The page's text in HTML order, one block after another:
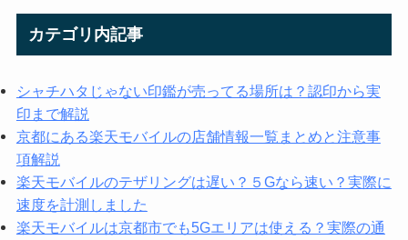
カテゴリ内記事
シャチハタじゃない印鑑が売ってる場所は？認印から実
印まで解説
京都にある楽天モバイルの店舗情報一覧まとめと注意事
項解説
楽天モバイルのテザリングは遅い？５Gなら速い？実際に
速度を計測しました
楽天モバイルは京都市でも5Gエリアは使える？実際の通